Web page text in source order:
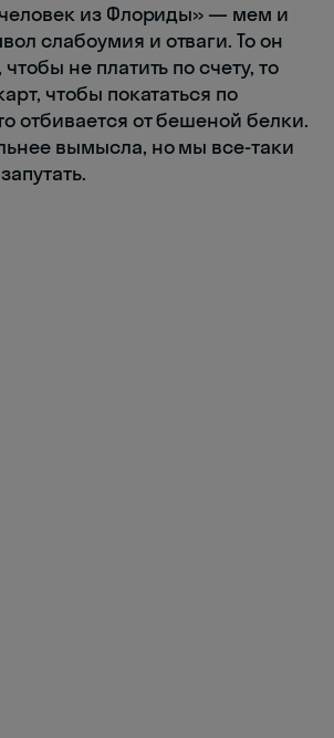
из Флориды» — мем и
слабоумия и отваги. То он
не платить по счету, то
чтобы покататься по
отбивается от бешеной белки.
вымысла, но мы все-таки